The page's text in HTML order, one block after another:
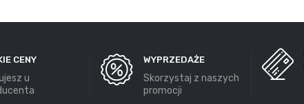
CENY
u
WYPRZEDAŻE
Skorzystaj z naszych
promocji